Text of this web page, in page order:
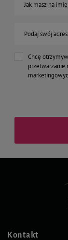
Jak masz na
Podaj swój
Chcę
przetwarzanie
Kontakt